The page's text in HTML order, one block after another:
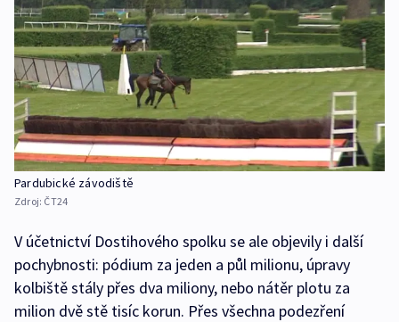
Pardubické závodiště
Zdroj: ČT24
V účetnictví Dostihového spolku se ale objevily i další
pochybnosti: pódium za jeden a půl milionu, úpravy
kolbiště stály přes dva miliony, nebo nátěr plotu za
milion dvě stě tisíc korun. Přes všechna podezření